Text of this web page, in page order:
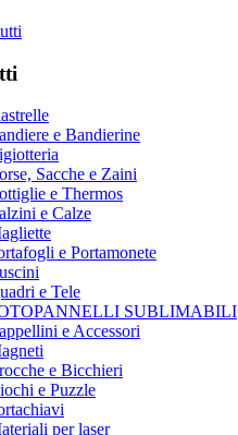
e Bandierine
Sacche e Zaini
e Thermos
e Calze
e Portamonete
e Tele
SUBLIMABILI
e Accessori
e Bicchieri
e Puzzle
per laser